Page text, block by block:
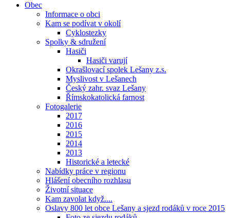
Obec
Informace o obci
Kam se podívat v okolí
Cyklostezky
Spolky & sdružení
Hasiči
Hasiči varují
Okrašlovací spolek Lešany z.s.
Myslivost v Lešanech
Český zahr. svaz Lešany
Římskokatolická farnost
Fotogalerie
2017
2016
2015
2014
2013
Historické a letecké
Nabídky práce v regionu
Hlášení obecního rozhlasu
Životní situace
Kam zavolat když....
Oslavy 800 let obce Lešany a sjezd rodáků v roce 2015